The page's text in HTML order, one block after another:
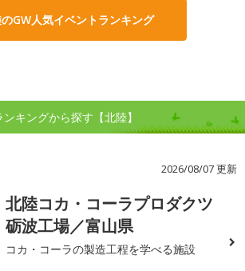
GW人気イベントランキング
キングから探す【北陸】
2026/08/07 更新
北陸コカ・コーラプロダクツ
砺波工場／富山県
コカ・コーラの製造工程を学べる施設